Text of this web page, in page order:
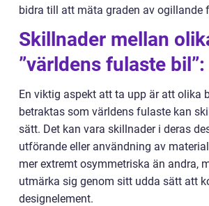
bidra till att mäta graden av ogillande
Skillnader mellan
”världens fulaste bil”:
En viktig aspekt att ta upp är att olika
betraktas som världens fulaste kan
sätt. Det kan vara skillnader i deras
utförande eller användning av
mer extremt osymmetriska än andra,
utmärka sig genom sitt udda sätt att
designelement.